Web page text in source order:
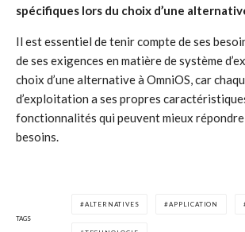
spécifiques lors du choix d’une
Il est essentiel de tenir compte de ses
de ses exigences en matière de système
choix d’une alternative à OmniOS, car
d’exploitation a ses propres
fonctionnalités qui peuvent mieux
besoins.
TAGS
ALTERNATIVES APPLICATION